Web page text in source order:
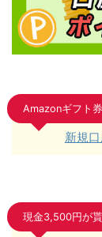
Amazonギフト
新規
現金3,500円が